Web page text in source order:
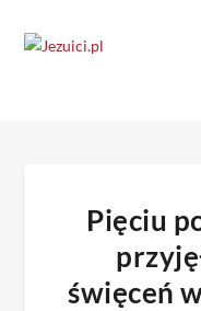
Pięciu
święceń